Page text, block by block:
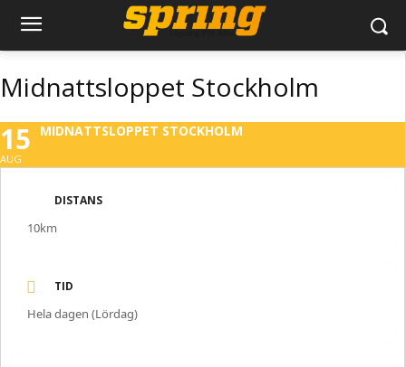
Midnattsloppet Stockholm
15
AUG
MIDNATTSLOPPET STOCKHOLM
DISTANS
10km
TID
Hela dagen (Lördag)